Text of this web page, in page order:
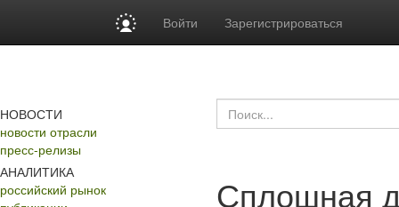
Войти Зарегистрироваться
НОВОСТИ
новости отрасли
пресс-релизы
АНАЛИТИКА
российский рынок
Сплошная